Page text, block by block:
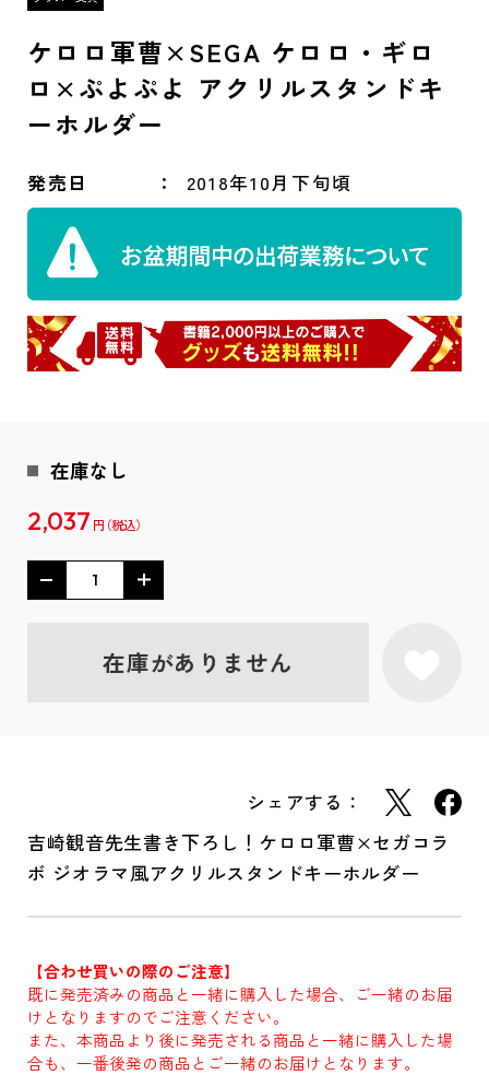
ケロロ軍曹×SEGA ケロロ・ギロ
ロ×ぷよぷよ アクリルスタンドキ
ーホルダー
発売日 2018年10月下旬頃
在庫なし
2,037 円
在庫がありません
シェアする：
吉崎観音先生書き下ろし！ケロロ軍曹×セガコラ
ボ ジオラマ風アクリルスタンドキーホルダー
【合わせ買いの際のご注意】
既に発売済みの商品と一緒に購入した場合、ご一緒のお届
けとなりますのでご注意ください。
また、本商品より後に発売される商品と一緒に購入した場
合も、一番後発の商品とご一緒のお届けとなります。